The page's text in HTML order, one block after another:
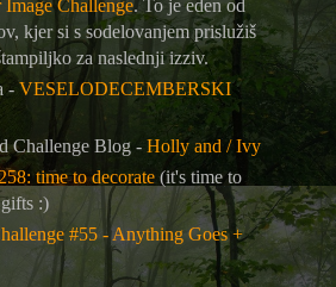
Image Challenge. To je eden od
kjer si s sodelovanjem prislužiš
za naslednji izziv.
- VESELODECEMBERSKI
Challenge Blog - Holly and / Ivy
time to decorate(it's time to
:)
#55 - Anything Goes +